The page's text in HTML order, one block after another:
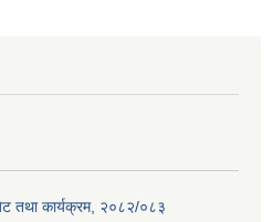
तथा कार्यक्रम, २०८२/०८३